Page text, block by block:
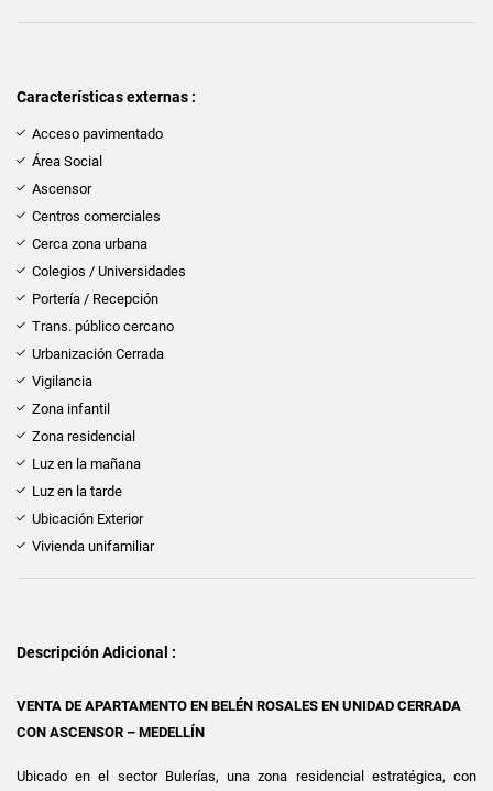
Características externas :
Acceso pavimentado
Área Social
Ascensor
Centros comerciales
Cerca zona urbana
Colegios / Universidades
Portería / Recepción
Trans. público cercano
Urbanización Cerrada
Vigilancia
Zona infantil
Zona residencial
Luz en la mañana
Luz en la tarde
Ubicación Exterior
Vivienda unifamiliar
Descripción Adicional :
VENTA DE APARTAMENTO EN BELÉN ROSALES EN UNIDAD CERRADA
CON ASCENSOR – MEDELLÍN
Ubicado en el sector Bulerías, una zona residencial estratégica, con